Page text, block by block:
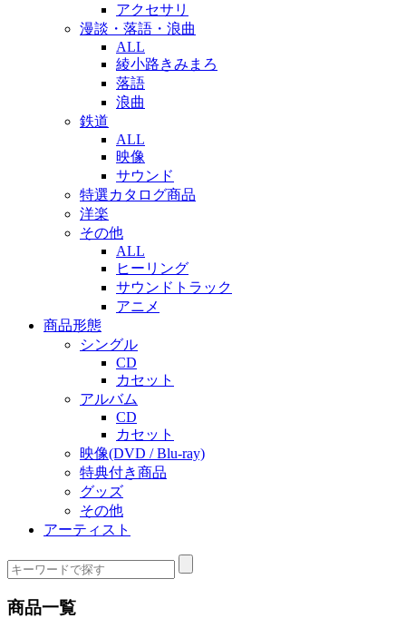
アクセサリ
漫談・落語・浪曲
ALL
綾小路きみまろ
落語
浪曲
鉄道
ALL
映像
サウンド
特選カタログ商品
洋楽
その他
ALL
ヒーリング
サウンドトラック
アニメ
商品形態
シングル
CD
カセット
アルバム
CD
カセット
映像(DVD / Blu-ray)
特典付き商品
グッズ
その他
アーティスト
商品一覧